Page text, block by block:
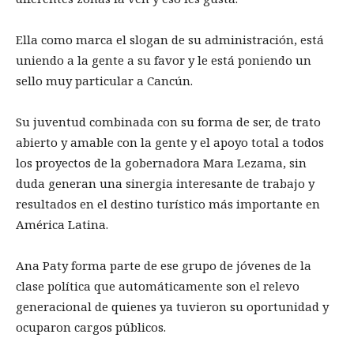
Ella como marca el slogan de su administración, está
uniendo a la gente a su favor y le está poniendo un
sello muy particular a Cancún.
Su juventud combinada con su forma de ser, de trato
abierto y amable con la gente y el apoyo total a todos
los proyectos de la gobernadora Mara Lezama, sin
duda generan una sinergia interesante de trabajo y
resultados en el destino turístico más importante en
América Latina.
Ana Paty forma parte de ese grupo de jóvenes de la
clase política que automáticamente son el relevo
generacional de quienes ya tuvieron su oportunidad y
ocuparon cargos públicos.